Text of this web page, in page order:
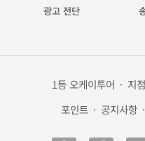
광고 전단
1등 오케이투어 · 지
포인트 · 공지사항 ·